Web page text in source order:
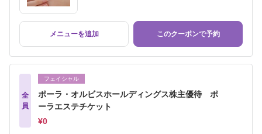
メニューを追加 このクーポンで予約
全
員
フェイシャル
ポーラ・オルビスホールディングス株主優待 ポ
ーラエステチケット
¥0